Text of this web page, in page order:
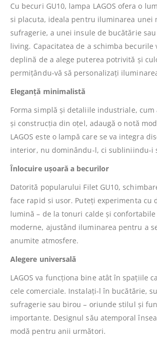
Cu becuri GU10, lampa LAGOS ofera o
si placuta, ideala pentru iluminarea unei
sufragerie, a unei insule de bucătărie
living. Capacitatea de a schimba becurile
deplină de a alege puterea potrivită și
permițându-vă să personalizați
Eleganță minimalistă
Forma simplă și detaliile industriale,
și construcția din oțel, adaugă o notă
LAGOS este o lampă care se va integra
interior, nu dominându-l, ci subliniindu-i
Înlocuire ușoară a becurilor
Datorită popularului Filet GU10,
face rapid si usor. Puteți experimenta cu
lumină – de la tonuri calde și
moderne, ajustând iluminarea pentru a
anumite atmosfere.
Alegere universală
LAGOS va funcționa bine atât în ​​spațiile
cele comerciale. Instalați-l în bucătărie,
sufragerie sau birou – oriunde stilul și
importante. Designul său atemporal
modă pentru anii următori.